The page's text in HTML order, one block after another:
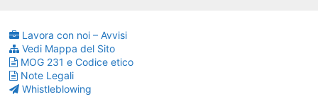
Lavora con noi – Avvisi
Vedi Mappa del Sito
MOG 231 e Codice etico
Note Legali
Whistleblowing